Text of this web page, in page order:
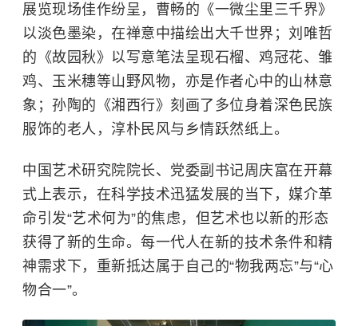
展览现场佳作纷呈，曹畅的《一微尘里三千界》
以淡色墨染，在禅意中描绘出大千世界；刘唯哲
的《故园秋》以写意笔法呈现石榴、鸡冠花、雏
鸡、玉米穗等山野风物，亦是作者心中的山林意
象；孙陶的《湘西行》刻画了多位身着深色民族
服饰的老人，淳朴民风与乡情跃然纸上。
中国艺术研究院院长、党委副书记周庆富在开幕
式上表示，在科学技术迅猛发展的当下，媒介革
命引发“艺术何为”的焦虑，但艺术也以新的形态
获得了新的生命。每一代人在新的技术条件和精
神需求下，重新抵达属于自己的“物我两忘”与“心
物合一”。